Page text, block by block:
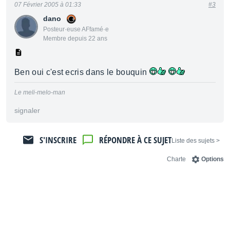
dano
Posteur·euse AFfamé·e
Membre depuis 22 ans
07 Février 2005 à 01:33 #3
Ben oui c'est ecris dans le bouquin
Le meli-melo-man
signaler
< Liste des sujets
RÉPONDRE À CE SUJET
S'INSCRIRE
Options
Charte